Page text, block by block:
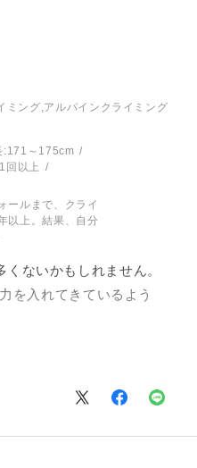
ミング,アルパインクライミング
:171～175cm
回以上
ールまで、クライ
以上。結果、自分
ないかもしれません。
を入れてきているよう
カットにしただけではな